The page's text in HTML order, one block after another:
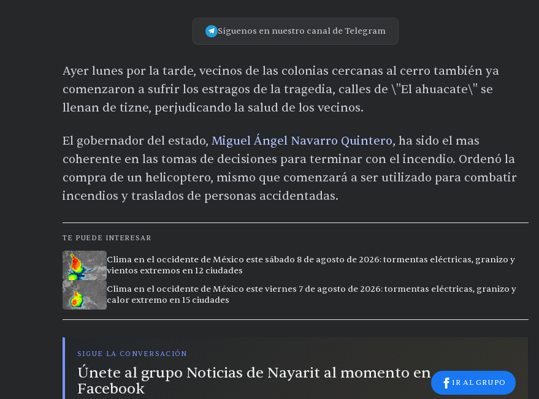
Síguenos en nuestro canal de Telegram
Ayer lunes por la tarde, vecinos de las colonias cercanas al cerro también ya
comenzaron a sufrir los estragos de la tragedia, calles de \"El ahuacate\" se
llenan de tizne, perjudicando la salud de los vecinos.
El gobernador del estado, Miguel Ángel Navarro Quintero, ha sido el mas
coherente en las tomas de decisiones para terminar con el incendio. Ordenó la
compra de un helicoptero, mismo que comenzará a ser utilizado para combatir
incendios y traslados de personas accidentadas.
TE PUEDE INTERESAR
Clima en el occidente de México este sábado 8 de agosto de 2026: tormentas eléctricas, granizo y
vientos extremos en 12 ciudades
Clima en el occidente de México este viernes 7 de agosto de 2026: tormentas eléctricas, granizo y
calor extremo en 15 ciudades
SIGUE LA CONVERSACIÓN
Únete al grupo Noticias de Nayarit al momento en
Facebook
IR AL GRUPO